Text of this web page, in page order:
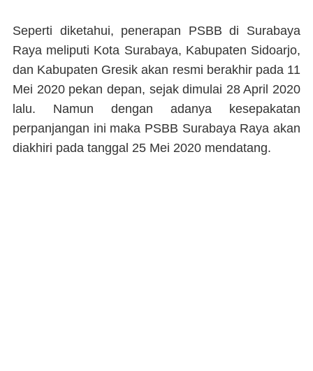
Seperti diketahui, penerapan PSBB di Surabaya
Raya meliputi Kota Surabaya, Kabupaten Sidoarjo,
dan Kabupaten Gresik akan resmi berakhir pada 11
Mei 2020 pekan depan, sejak dimulai 28 April 2020
lalu. Namun dengan adanya kesepakatan
perpanjangan ini maka PSBB Surabaya Raya akan
diakhiri pada tanggal 25 Mei 2020 mendatang.